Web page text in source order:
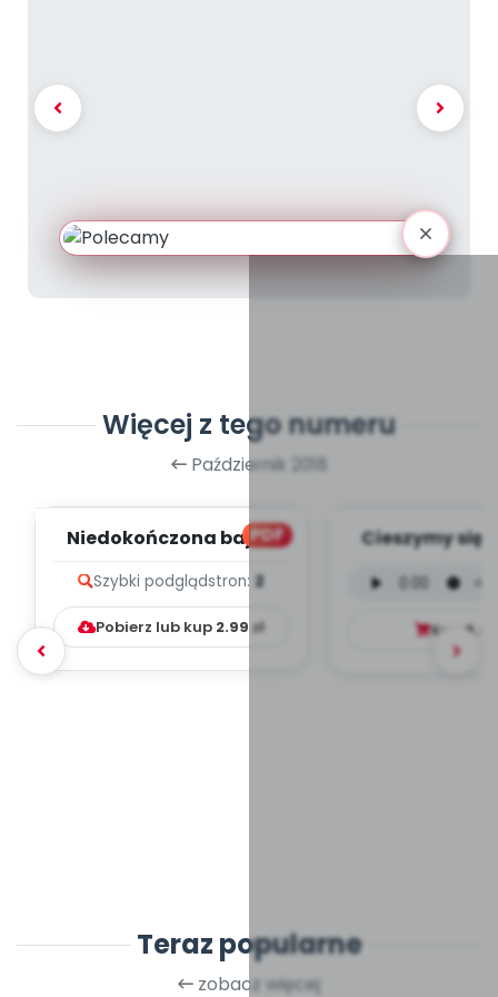
Więcej z tego numeru
Październik 2018
PDF
Niedokończona bajka
Szybki podglądstron: 2
Pobierz lub kup 2.99 zł
Cieszymy się,
mp3)
Kup 9.99
Teraz popularne
zobacz więcej